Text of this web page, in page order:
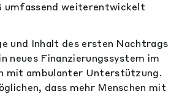
umfassend weiterentwickelt
und Inhalt des ersten Nachtrags
neues Finanzierungssystem im
mit ambulanter Unterstützung.
dass mehr Menschen mit